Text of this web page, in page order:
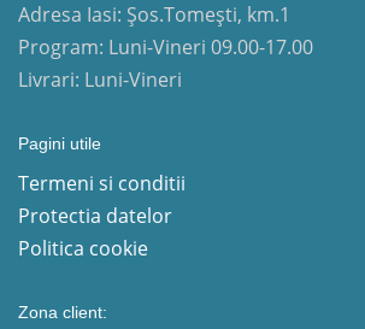
Adresa Iasi: Șos.Tomești, km.1
Program: Luni-Vineri 09.00-17.00
Livrari: Luni-Vineri
Pagini utile
Termeni si conditii
Protectia datelor
Politica cookie
Zona client: